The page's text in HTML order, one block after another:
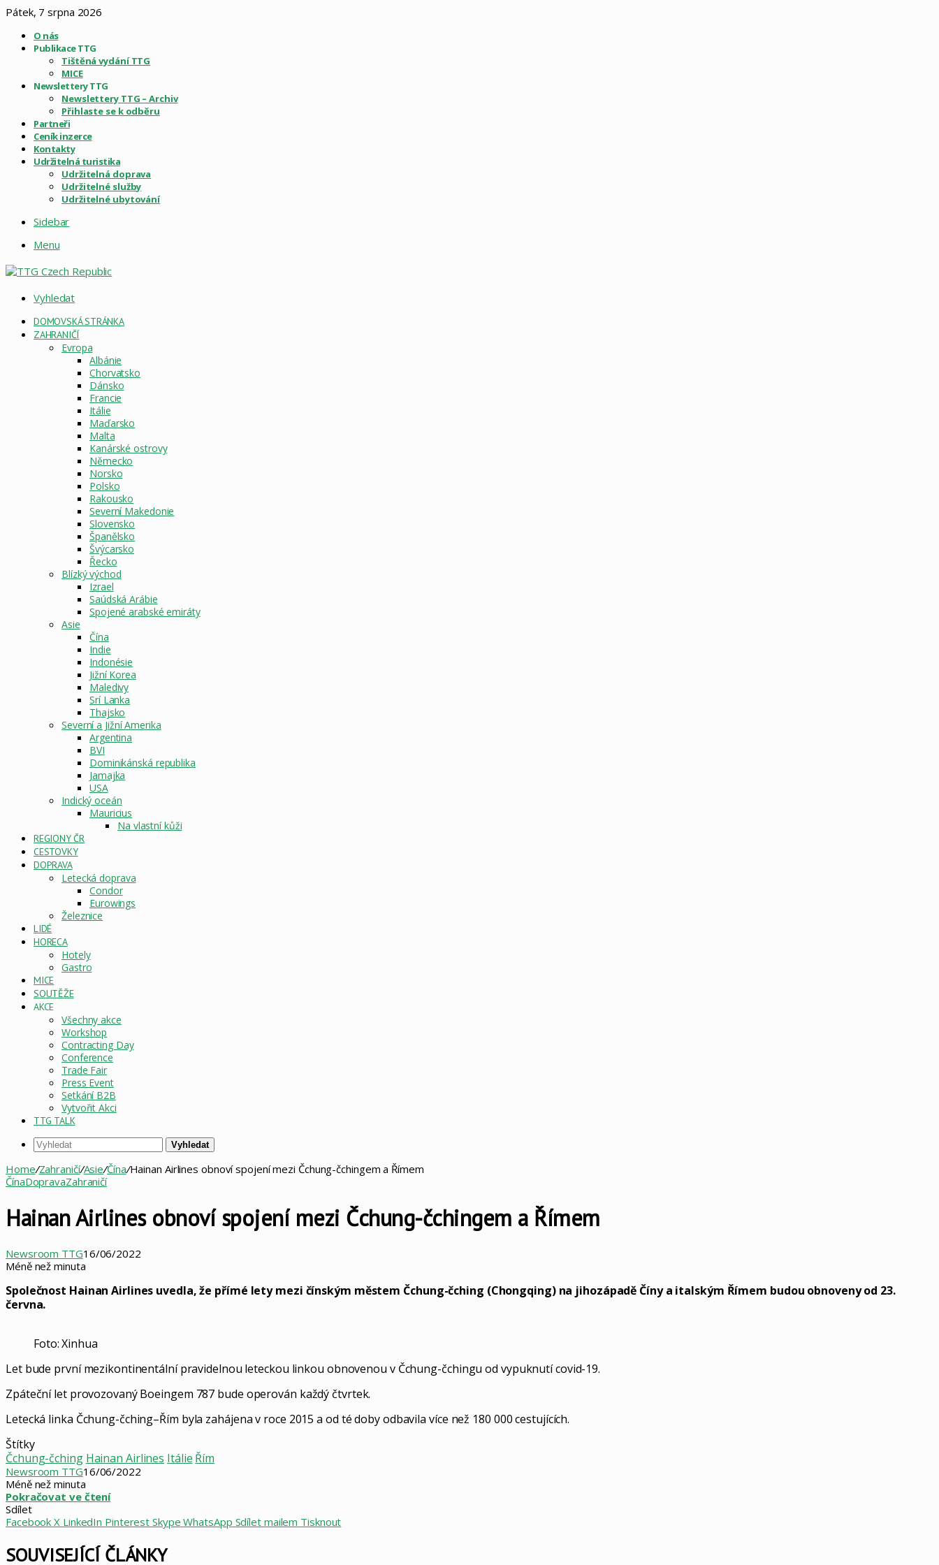
Pátek, 7 srpna 2026
O nás
Publikace TTG
Tištěná vydání TTG
MICE
Newslettery TTG
Newslettery TTG – Archiv
Přihlaste se k odběru
Partneři
Ceník inzerce
Kontakty
Udržitelná turistika
Udržitelná doprava
Udržitelné služby
Udržitelné ubytování
Sidebar
Menu
Vyhledat
DOMOVSKÁ STRÁNKA
ZAHRANIČÍ
Evropa
Albánie
Chorvatsko
Dánsko
Francie
Itálie
Maďarsko
Malta
Kanárské ostrovy
Německo
Norsko
Polsko
Rakousko
Severní Makedonie
Slovensko
Španělsko
Švýcarsko
Řecko
Blízký východ
Izrael
Saúdská Arábie
Spojené arabské emiráty
Asie
Čína
Indie
Indonésie
Jižní Korea
Maledivy
Srí Lanka
Thajsko
Severní a Jižní Amerika
Argentina
BVI
Dominikánská republika
Jamajka
USA
Indický oceán
Mauricius
Na vlastní kůži
REGIONY ČR
CESTOVKY
DOPRAVA
Letecká doprava
Condor
Eurowings
Železnice
LIDÉ
HORECA
Hotely
Gastro
MICE
SOUTĚŽE
AKCE
Všechny akce
Workshop
Contracting Day
Conference
Trade Fair
Press Event
Setkání B2B
Vytvořit Akci
TTG TALK
Vyhledat
Home/Zahraničí/Asie/Čína/Hainan Airlines obnoví spojení mezi Čchung-čchingem a Římem
ČínaDopravaZahraničí
Hainan Airlines obnoví spojení mezi Čchung-čchingem a Římem
Newsroom TTG16/06/2022
Méně než minuta
Společnost Hainan Airlines uvedla, že přímé lety mezi čínským městem Čchung-čching (Chongqing) na jihozápadě Číny a italským Římem budou obnoveny od 23.
června.
Foto: Xinhua
Let bude první mezikontinentální pravidelnou leteckou linkou obnovenou v Čchung-čchingu od vypuknutí covid-19.
Zpáteční let provozovaný Boeingem 787 bude operován každý čtvrtek.
Letecká linka Čchung-čching–Řím byla zahájena v roce 2015 a od té doby odbavila více než 180 000 cestujících.
Štítky
Čchung-čching Hainan Airlines Itálie Řím
Newsroom TTG16/06/2022
Méně než minuta
Pokračovat ve čtení
Sdílet
Facebook X LinkedIn Pinterest Skype WhatsApp Sdílet mailem Tisknout
SOUVISEJÍCÍ ČLÁNKY